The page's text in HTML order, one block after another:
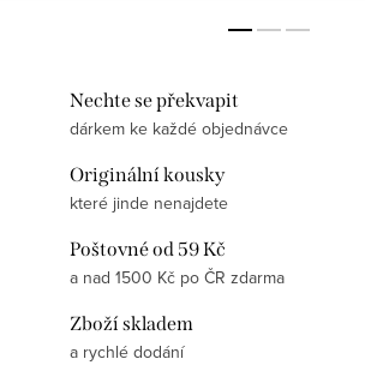
Nechte se překvapit
dárkem ke každé objednávce
Originální kousky
které jinde nenajdete
Poštovné od 59 Kč
a nad 1500 Kč po ČR zdarma
Zboží skladem
a rychlé dodání